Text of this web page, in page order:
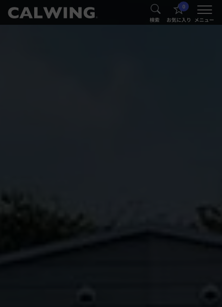
® 検索
0
お気に入り メニュー
®